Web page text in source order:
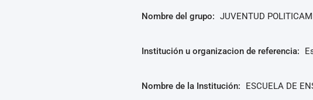
Nombre del grupo: JUVENTUD
Institución u organizacion de referencia:
Nombre de la Institución: ESCUELA DE